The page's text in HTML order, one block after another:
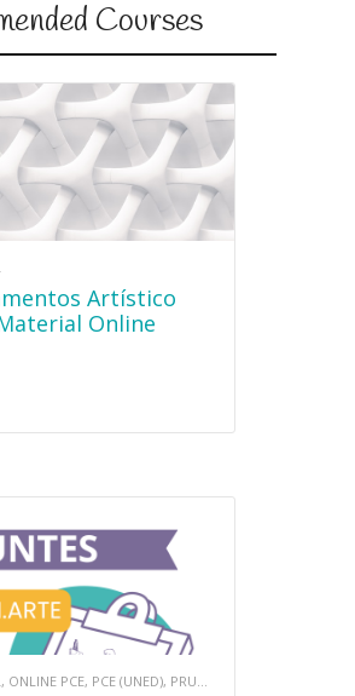
Courses
Online
MATERIAL, ONLINE PCE, PCE (UNED), PRUEBAS DE ACCESO